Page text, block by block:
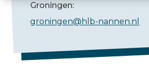
Groningen:
groningen@hlb-nannen.nl